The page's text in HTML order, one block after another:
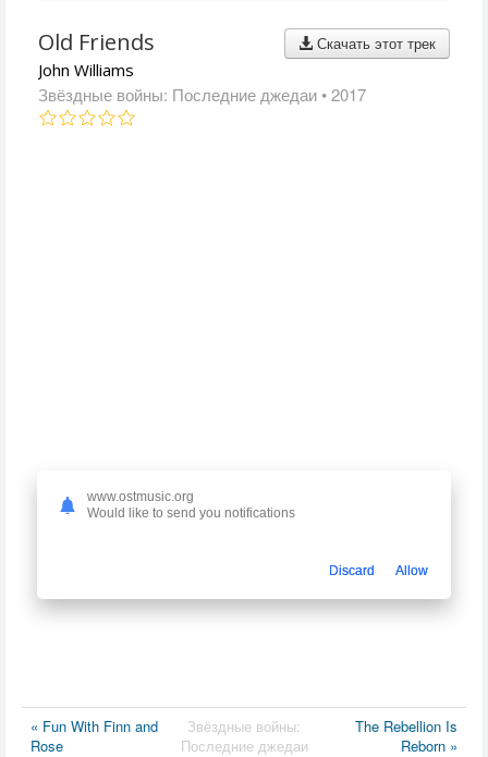
Скачать этот трек
Old Friends
John Williams
Звёздные войны: Последние джедаи • 2017
« Fun With Finn and
Rose
Звёздные войны:
Последние джедаи
The Rebellion Is
Reborn »
www.ostmusic.org
Would like to send you notifications
Discard Allow